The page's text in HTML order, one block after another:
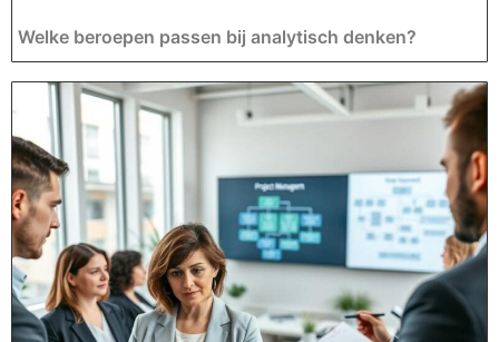
Welke beroepen passen bij analytisch denken?